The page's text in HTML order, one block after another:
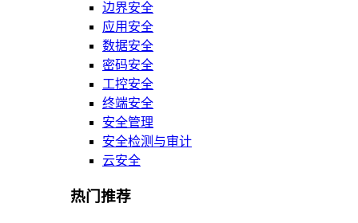
边界安全
应用安全
数据安全
密码安全
工控安全
终端安全
安全管理
安全检测与审计
云安全
热门推荐